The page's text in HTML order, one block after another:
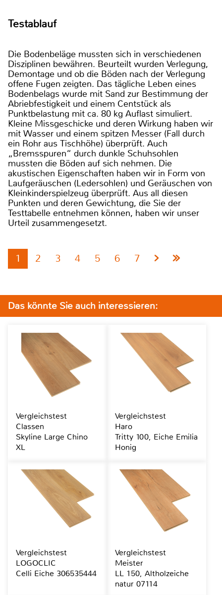
Testablauf
Die Bodenbeläge mussten sich in verschiedenen
Disziplinen bewähren. Beurteilt wurden Verlegung,
Demontage und ob die Böden nach der Verlegung
offene Fugen zeigten. Das tägliche Leben eines
Bodenbelags wurde mit Sand zur Bestimmung der
Abriebfestigkeit und einem Centstück als
Punktbelastung mit ca. 80 kg Auflast simuliert.
Kleine Missgeschicke und deren Wirkung haben wir
mit Wasser und einem spitzen Messer (Fall durch
ein Rohr aus Tischhöhe) überprüft. Auch
„Bremsspuren“ durch dunkle Schuhsohlen
mussten die Böden auf sich nehmen. Die
akustischen Eigenschaften haben wir in Form von
Laufgeräuschen (Ledersohlen) und Geräuschen von
Kleinkinderspielzeug überprüft. Aus all diesen
Punkten und deren Gewichtung, die Sie der
Testtabelle entnehmen können, haben wir unser
Urteil zusammengesetzt.
1 2 3 4 5 6 7
Das könnte Sie auch interessieren:
Vergleichstest
Classen
Skyline Large Chino
XL
Vergleichstest
Haro
Tritty 100, Eiche Emilia
Honig
Vergleichstest
LOGOCLIC
Celli Eiche 306535444
Vergleichstest
Meister
LL 150, Altholzeiche
natur 07114